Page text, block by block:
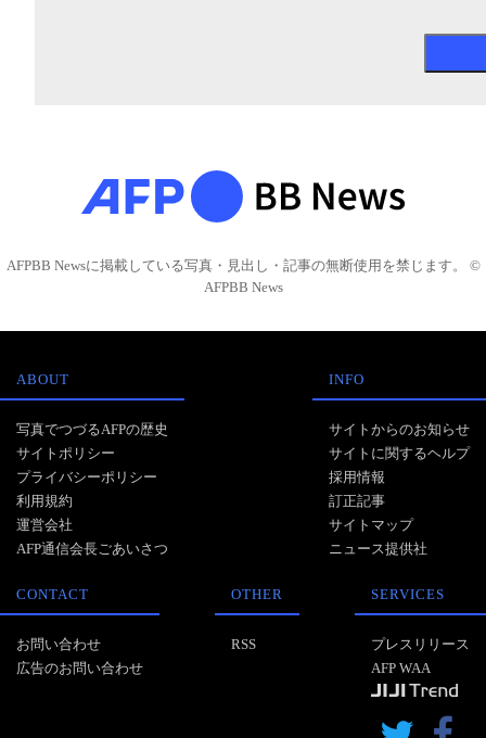
AFPBB Newsに掲載している写真・見出し・記事の無断使用を禁じます。 ©
AFPBB News
ABOUT
写真でつづるAFPの歴史
サイトポリシー
プライバシーポリシー
利用規約
運営会社
AFP通信会長ごあいさつ
INFO
サイトからのお知らせ
サイトに関するヘルプ
採用情報
訂正記事
サイトマップ
ニュース提供社
CONTACT
お問い合わせ
広告のお問い合わせ
OTHER
RSS
SERVICES
プレスリリース
AFP WAA